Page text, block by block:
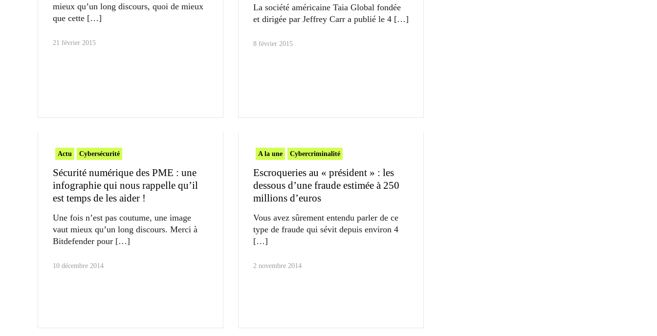
mieux qu’un long discours, quoi de mieux
que cette
21 février 2015
La société américaine Taia Global fondée
et dirigée par Jeffrey Carr a publié le 4
8 février 2015
Actu Cybersécurité
Sécurité numérique des PME : une
infographie qui nous rappelle qu’il
est temps de les aider !
Une fois n’est pas coutume, une image
vaut mieux qu’un long discours. Merci à
Bitdefender pour
10 décembre 2014
A la une Cybercriminalité
Escroqueries au « président » : les
dessous d’une fraude estimée à 250
millions d’euros
Vous avez sûrement entendu parler de ce
type de fraude qui sévit depuis environ 4
2 novembre 2014